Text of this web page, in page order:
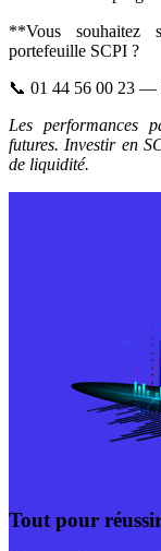
**Vous souhaitez
portefeuille SCPI ?
📞 01 44 56 00 23 —
Les performances
futures. Investir en
de liquidité.
Tout pour